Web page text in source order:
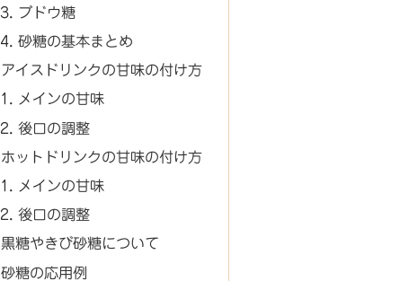
ブドウ糖
砂糖の基本まとめ
アイスドリンクの甘味の付け方
メインの甘味
後口の調整
ホットドリンクの甘味の付け方
メインの甘味
後口の調整
黒糖やきび砂糖について
砂糖の応用例